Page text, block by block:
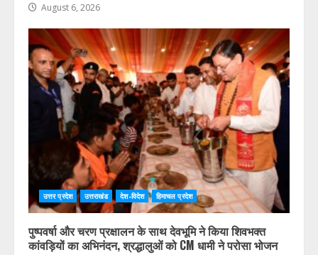
August 6, 2026
उत्तर प्रदेश उत्तराखंड देश-विदेश हिमाचल प्रदेश
पुष्पवर्षा और चरण प्रक्षालन के साथ देवभूमि ने किया शिवभक्त
कांवड़ियों का अभिनंदन, श्रद्धालुओं को CM धामी ने परोसा भोजन